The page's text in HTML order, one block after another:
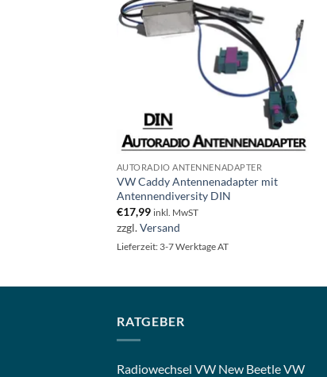
AUTORADIO ANTENNENADAPTER
VW Caddy Antennenadapter mit
Antennendiversity DIN
€17,99 inkl. MwST
zzgl.Versand
Lieferzeit: 3-7 Werktage AT
RATGEBER
Radiowechsel VW New Beetle VW